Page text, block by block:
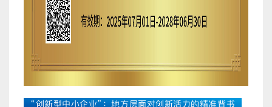
“创新型中小企业”：地方层面对创新活力的精准背书